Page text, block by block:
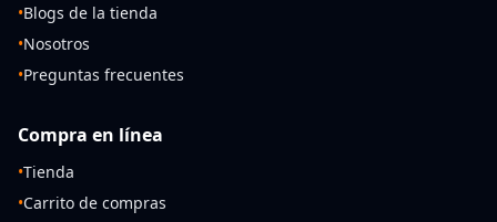
•Blogs de la tienda
•Nosotros
•Preguntas frecuentes
Compra en línea
•Tienda
•Carrito de compras